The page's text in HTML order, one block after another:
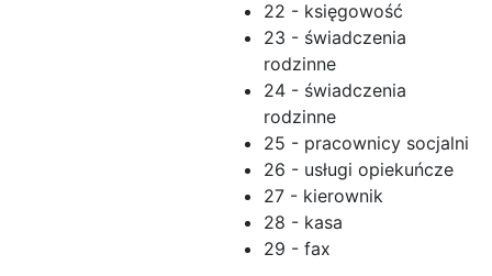
22 - księgowość
23 - świadczenia
rodzinne
24 - świadczenia
rodzinne
25 - pracownicy socjalni
26 - usługi opiekuńcze
27 - kierownik
28 - kasa
29 - fax